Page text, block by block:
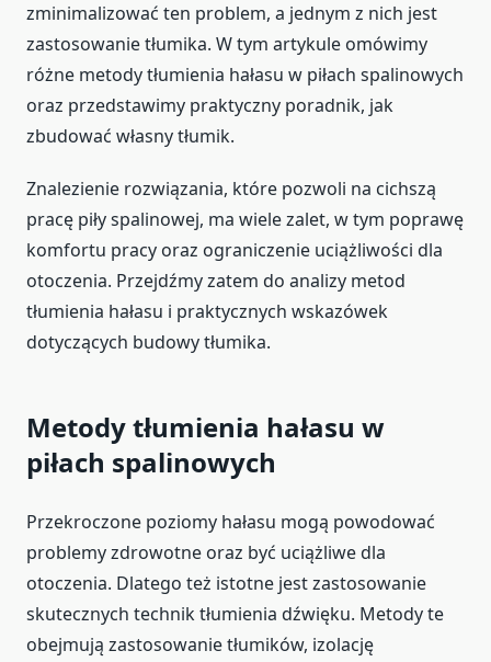
zminimalizować ten problem, a jednym z nich jest
zastosowanie tłumika. W tym artykule omówimy
różne metody tłumienia hałasu w piłach spalinowych
oraz przedstawimy praktyczny poradnik, jak
zbudować własny tłumik.
Znalezienie rozwiązania, które pozwoli na cichszą
pracę piły spalinowej, ma wiele zalet, w tym poprawę
komfortu pracy oraz ograniczenie uciążliwości dla
otoczenia. Przejdźmy zatem do analizy metod
tłumienia hałasu i praktycznych wskazówek
dotyczących budowy tłumika.
Metody tłumienia hałasu w
piłach spalinowych
Przekroczone poziomy hałasu mogą powodować
problemy zdrowotne oraz być uciążliwe dla
otoczenia. Dlatego też istotne jest zastosowanie
skutecznych technik tłumienia dźwięku. Metody te
obejmują zastosowanie tłumików, izolację